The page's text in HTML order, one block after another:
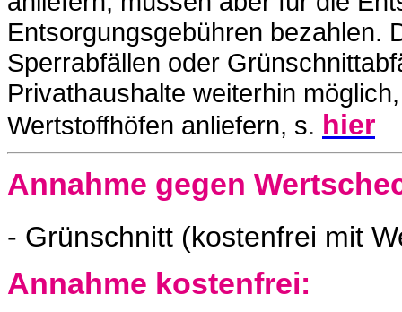
Entsorgungsgebühren bezahlen.
Sperrabfällen oder
Privathaushalte weiterhin
Wertstoffhöfen anliefern, s. hier
Annahme gegen
- Grünschnitt (kostenfrei mit
Annahme kostenfrei: